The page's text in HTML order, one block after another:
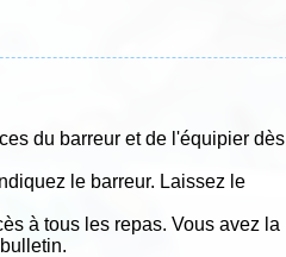
du barreur et de l'équipier dès
le barreur. Laissez le
à tous les repas. Vous avez la